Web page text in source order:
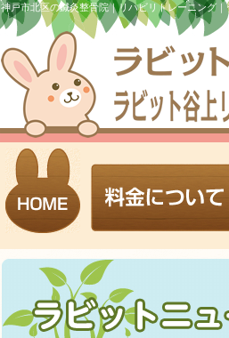
神戸市北区の鍼灸整骨院｜リハビリトレーニング